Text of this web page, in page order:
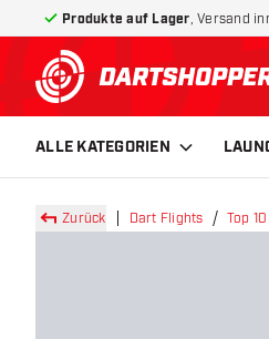
Produkte auf Lager , Versand
zurück zur
ALLE KATEGORIEN
Zurück Dart Flights Top